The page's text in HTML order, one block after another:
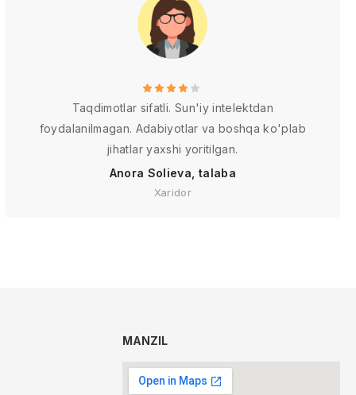
Taqdimotlar sifatli. Sun'iy intelektdan
foydalanilmagan. Adabiyotlar va boshqa ko'plab
jihatlar yaxshi yoritilgan.
Anora Solieva, talaba
Xaridor
MANZIL